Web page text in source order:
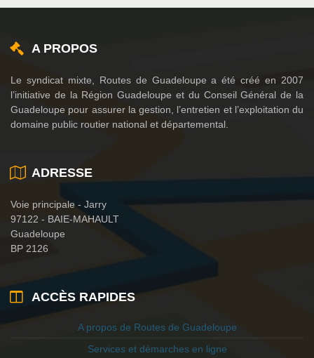
A PROPOS
Le syndicat mixte, Routes de Guadeloupe a été créé en 2007
l’initiative de la Région Guadeloupe et du Conseil Général de la
Guadeloupe pour assurer la gestion, l’entretien et l’exploitation du
domaine public routier national et départemental.
ADRESSE
Voie principale - Jarry
97122 - BAIE-MAHAULT
Guadeloupe
BP 2126
ACCÈS RAPIDES
A propos de Routes de Guadeloupe
Services et démarches en ligne